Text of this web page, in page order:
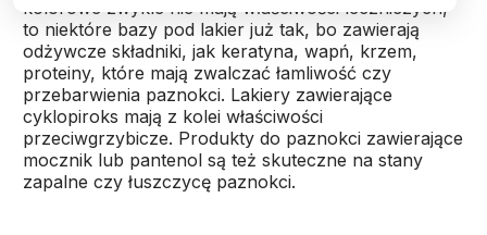
kolorowe zwykle nie mają właściwości leczniczych,
to niektóre bazy pod lakier już tak, bo zawierają
odżywcze składniki, jak keratyna, wapń, krzem,
proteiny, które mają zwalczać łamliwość czy
przebarwienia paznokci. Lakiery zawierające
cyklopiroks mają z kolei właściwości
przeciwgrzybicze. Produkty do paznokci zawierające
mocznik lub pantenol są też skuteczne na stany
zapalne czy łuszczycę paznokci.